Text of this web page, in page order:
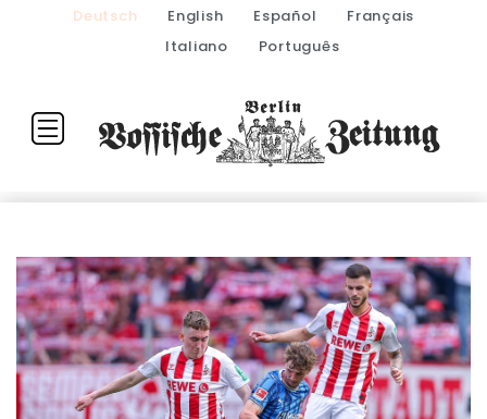
Deutsch English Español
Français
Italiano
Português